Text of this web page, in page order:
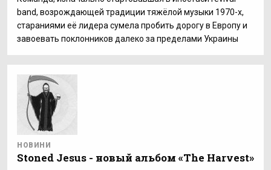
band, возрождающей традиции тяжёлой музыки 1970-х,
стараниями её лидера сумела пробить дорогу в Европу и
завоевать поклонников далеко за пределами Украины
НОВИНИ
Stoned Jesus - новый альбом «The Harvest»